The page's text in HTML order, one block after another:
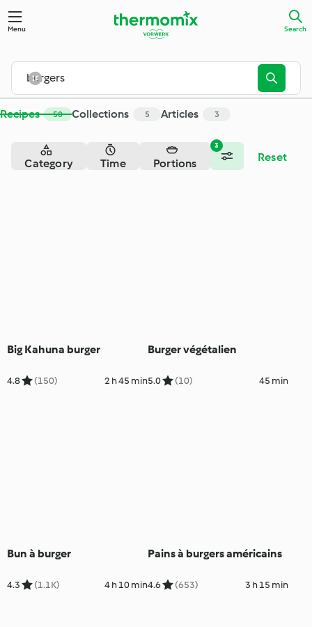
Menu Search
Recipes 50 Collections 5 Articles 3
3
Category Time Portions Reset
Big Kahuna burger
4.8 (150) 2 h 45 min
Burger végétalien
5.0 (10) 45 min
Bun à burger
4.3 (1.1K) 4 h 10 min
Pains à burgers américains
4.6 (653) 3 h 15 min
Search - Cookidoo® – the official Thermomix® recipe